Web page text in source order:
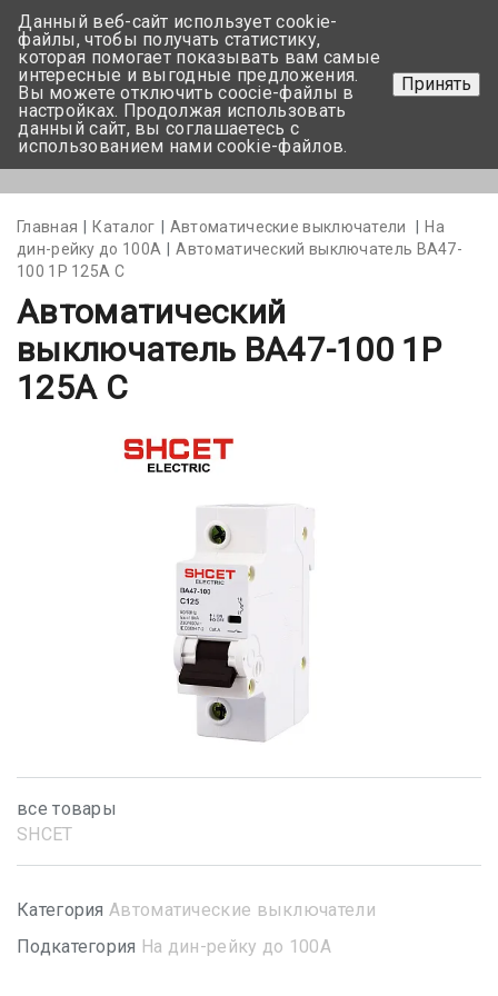
+375 17-350-99-56
+375 44-752-82-08
Задать вопрос
Главная Каталог Автоматические выключатели
На
дин-рейку до 100А
Автоматический выключатель ВА47-
100 1Р 125А С
Автоматический
выключатель ВА47-100 1Р
125А С
все товары
SHСET
Категория Автоматические выключатели
Подкатегория На дин-рейку до 100А
Данный веб-сайт использует cookie-
файлы, чтобы получать статистику,
которая помогает показывать вам самые
интересные и выгодные предложения.
Вы можете отключить coocie-файлы в
настройках. Продолжая использовать
данный сайт, вы соглашаетесь с
использованием нами cookie-файлов.
Принять